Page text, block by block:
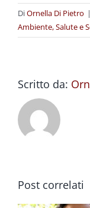
DiOrnella Di Pietro |
Ambiente, Salute e
Scritto da:
Post correlati